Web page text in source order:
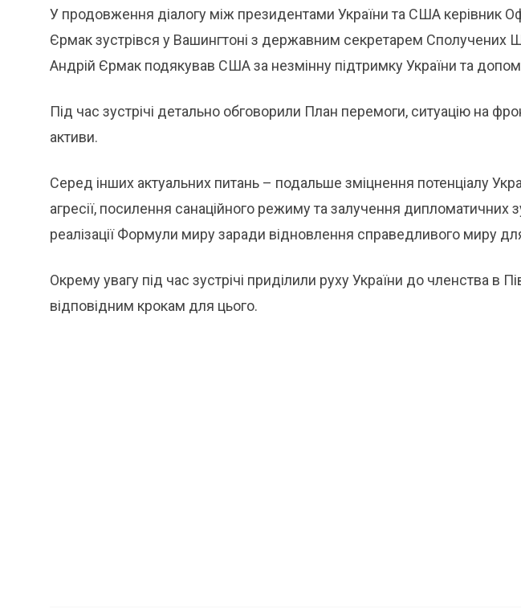
У продовження діалогу між президентами України та США керівник
Єрмак зустрівся у Вашингтоні з державним секретарем Сполучених
Андрій Єрмак подякував США за незмінну підтримку України та
Під час зустрічі детально обговорили План перемоги, ситуацію на
активи.
Серед інших актуальних питань – подальше зміцнення потенціалу
агресії, посилення санаційного режиму та залучення дипломатичних
реалізації Формули миру заради відновлення справедливого миру
Окрему увагу під час зустрічі приділили руху України до членства в
відповідним крокам для цього.